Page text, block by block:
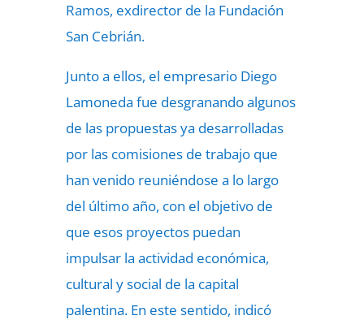
Ramos, exdirector de la Fundación
San Cebrián.
Junto a ellos, el empresario Diego
Lamoneda fue desgranando algunos
de las propuestas ya desarrolladas
por las comisiones de trabajo que
han venido reuniéndose a lo largo
del último año, con el objetivo de
que esos proyectos puedan
impulsar la actividad económica,
cultural y social de la capital
palentina. En este sentido, indicó